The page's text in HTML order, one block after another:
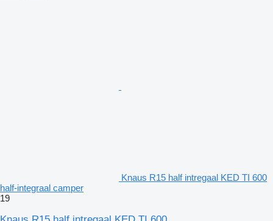
Knaus R15 half intregaal KED TI 600
half-integraal camper
19